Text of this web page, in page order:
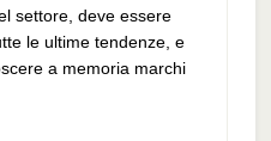
settore, deve essere
le ultime tendenze, e
a memoria marchi